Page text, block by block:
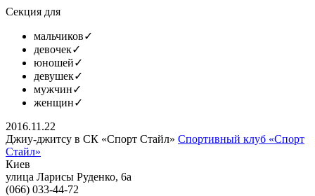
Секция для
мальчиков✓
девочек✓
юношей✓
девушек✓
мужчин✓
женщин✓
2016.11.22
Джиу-джитсу в СК «Спорт Стайл» Спортивный клуб «Спорт
Стайл»
Киев
улица Ларисы Руденко, 6а
(066) 033-44-72